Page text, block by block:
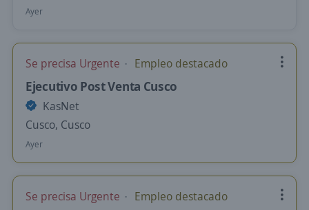
Ayer
Se precisa Urgente Empleo destacado
Ejecutivo Post Venta Cusco
KasNet
Cusco, Cusco
Ayer
Se precisa Urgente Empleo destacado